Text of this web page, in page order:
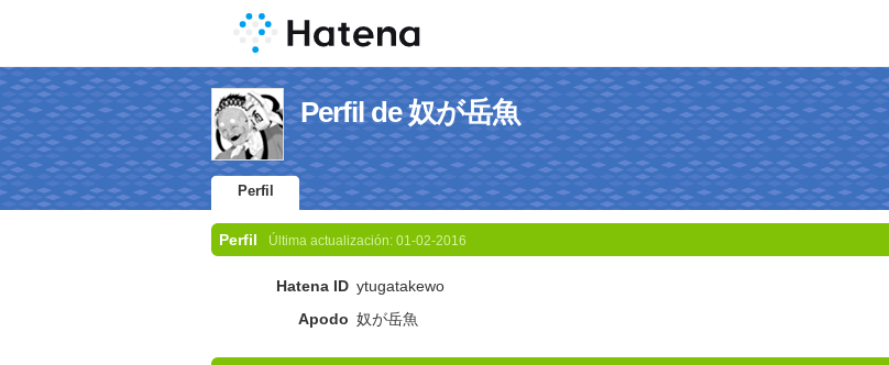
Perfil de 奴が岳魚
Perfil
Perfil Última actualización: 01-02-2016
Hatena ID ytugatakewo
Apodo 奴が岳魚